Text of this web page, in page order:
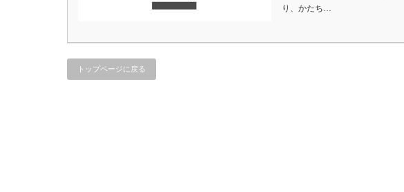
り、かたち…
トップページに戻る